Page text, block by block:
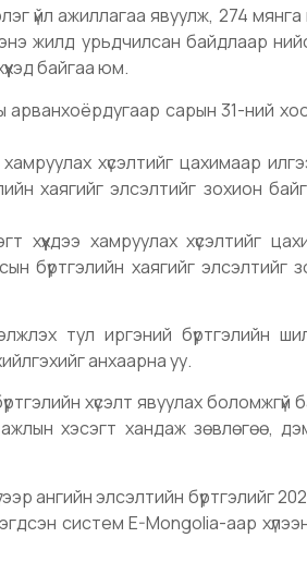
үйл ажиллагаа явуулж, 274 мянга
жилд урьдчилсан байдлаар
байгаа юм.
арванхоёрдугаар сарын 31-ний
хүсэлтийг цахимаар
хаягийг элсэлтийг зохион
хамруулах хүсэлтийг
бүртгэлийн хаягийг элсэлтийг
тул иргэний бүртгэлийн
анхаарна уу.
хүсэлт явуулах боломжгүй
хэсэгт хандаж зөвлөгөө,
ангийн элсэлтийн бүртгэлийг
систем E-Mongolia-аар